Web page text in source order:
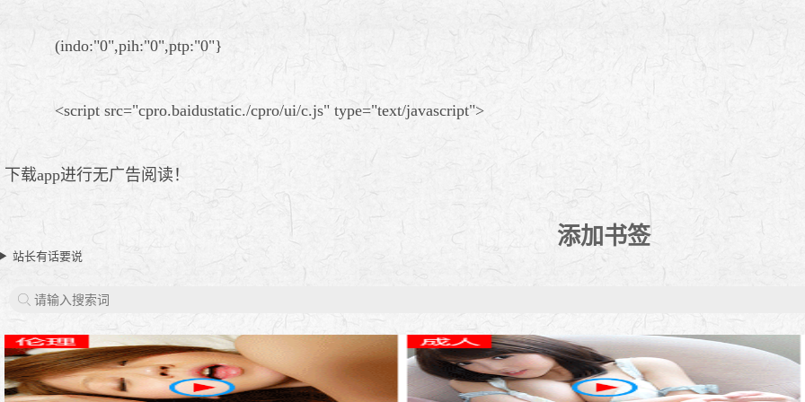
(indo:"0",pih:"0",ptp:"0"}
<script src="cpro.baidustatic./cpro/ui/c.js" type="text/javascript">
下载app进行无广告阅读！
添加书签
站长有话要说